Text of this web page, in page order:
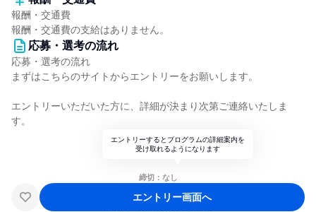
報酬・交通費
報酬・交通費の支給はありません。
応募・選考の流れ
応募・選考の流れ
まずはこちらのサイトからエントリーをお願いします。
エントリーいただいた方に、詳細が決まり次第ご連絡いたしま
す。
エントリーするとプログラムの詳細案内を
受け取れるようになります
締切：なし
エントリー画面へ